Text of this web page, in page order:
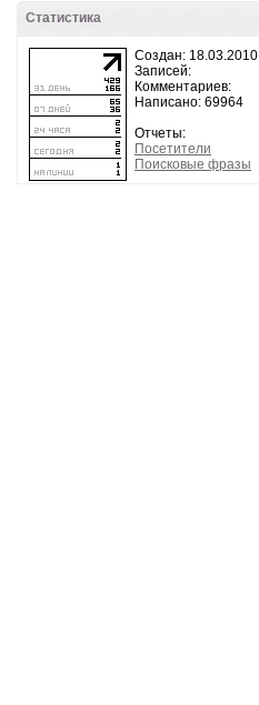
Статистика
Создан: 18.03.2010
Записей:
Комментариев:
Написано: 69964
Отчеты:
Посетители
Поисковые фразы